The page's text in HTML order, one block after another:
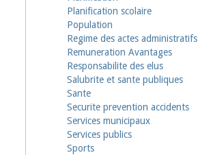
Planification scolaire
Population
Regime des actes administratifs
Remuneration Avantages
Responsabilite des elus
Salubrite et sante publiques
Sante
Securite prevention accidents
Services municipaux
Services publics
Sports